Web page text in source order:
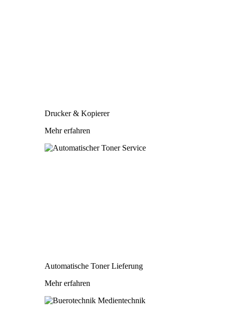
Drucker & Kopierer
Mehr erfahren
Automatische Toner Lieferung
Mehr erfahren